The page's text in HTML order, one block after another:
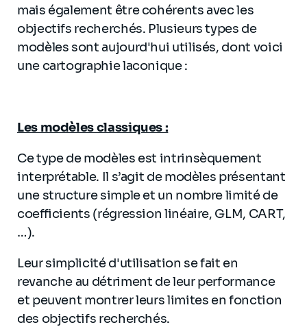
mais également être cohérents avec les
objectifs recherchés. Plusieurs types de
modèles sont aujourd'hui utilisés, dont voici
une cartographie laconique :
Les modèles classiques :
Ce type de modèles est intrinsèquement
interprétable. Il s’agit de modèles présentant
une structure simple et un nombre limité de
coefficients (régression linéaire, GLM, CART,
…).
Leur simplicité d'utilisation se fait en
revanche au détriment de leur performance
et peuvent montrer leurs limites en fonction
des objectifs recherchés.